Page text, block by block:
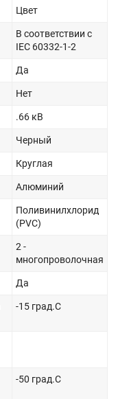
Цвет
В соответствии с
IEC 60332-1-2
Да
Нет
.66 кВ
Черный
Круглая
Алюминий
Поливинилхлорид
(PVC)
2 -
многопроволочная
Да
-15 град.C
-50 град.C